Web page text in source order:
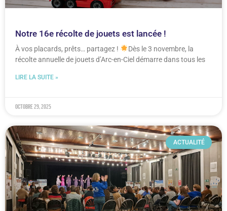
Notre 16e récolte de jouets est lancée !
À vos placards, prêts… partagez !
Dès le 3 novembre, la
récolte annuelle de jouets d’Arc-en-Ciel démarre dans tous les
LIRE LA SUITE »
octobre 29, 2025
ACTUALITÉ